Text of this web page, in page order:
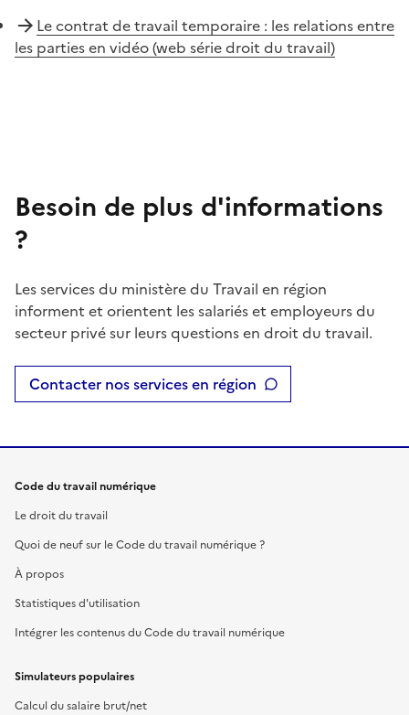
Le contrat de travail temporaire : les relations entre
les parties en vidéo (web série droit du travail)
Besoin de plus d'informations
?
Les services du ministère du Travail en région
informent et orientent les salariés et employeurs du
secteur privé sur leurs questions en droit du travail.
Contacter nos services en région
Code du travail numérique
Le droit du travail
Quoi de neuf sur le Code du travail numérique ?
À propos
Statistiques d'utilisation
Intégrer les contenus du Code du travail numérique
Simulateurs populaires
Calcul du salaire brut/net